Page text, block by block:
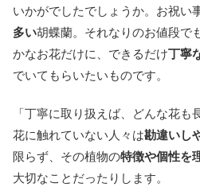
いかがでしたでしょうか。お祝い
多い胡蝶蘭。それなりのお値段で
かなお花だけに、できるだけ丁寧
でいてもらいたいものです。
「丁寧に取り扱えば、どんな花
花に触れていない人々は勘違いし
限らず、その植物の特徴や個性を
大切なことだったりします。